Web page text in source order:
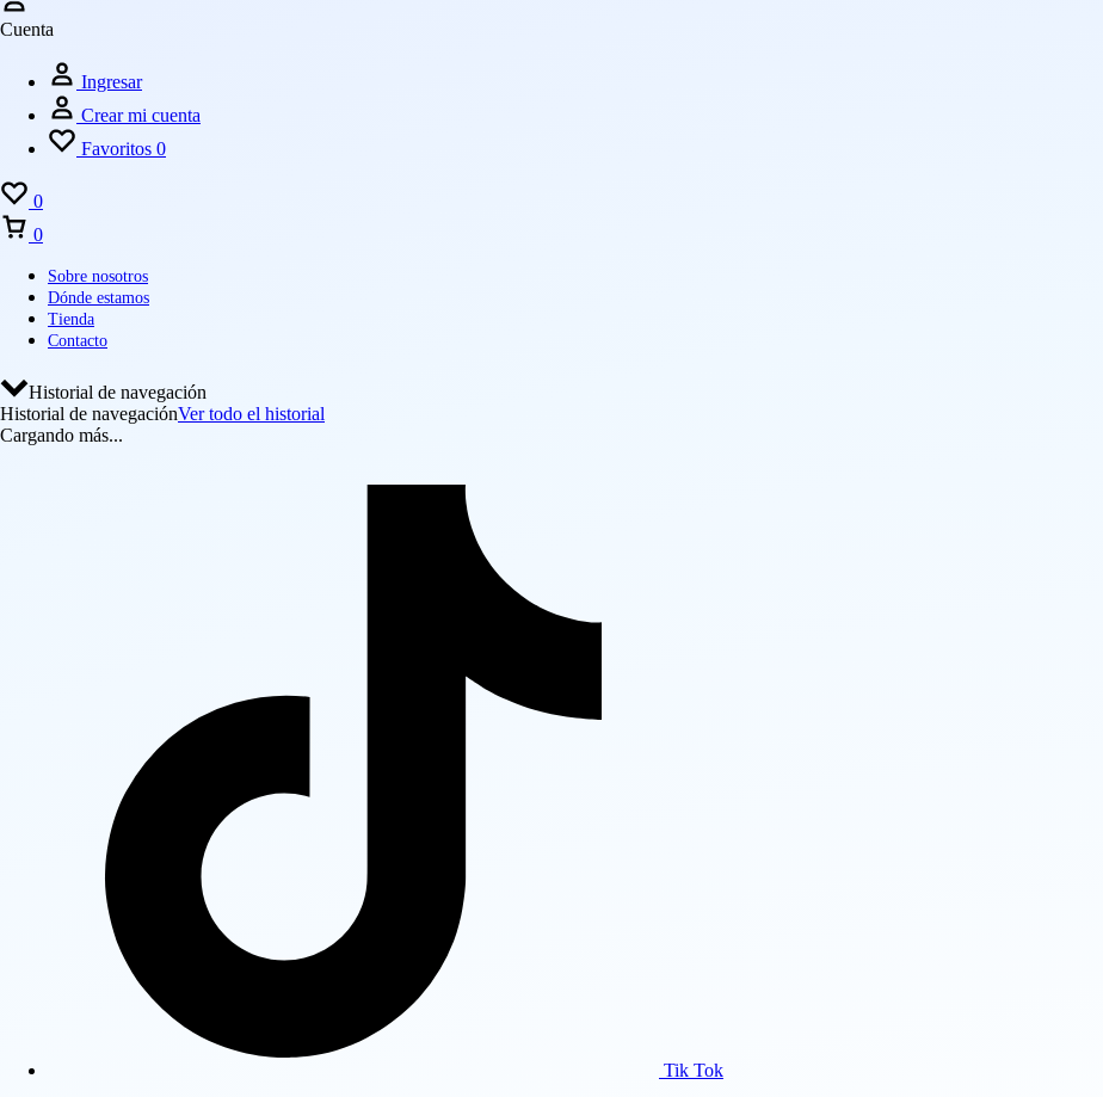
Cuenta
Ingresar
Crear mi cuenta
Favoritos 0
0
0
Sobre nosotros
Dónde estamos
Tienda
Contacto
Historial de navegación
Historial de navegaciónVer todo el historial
Cargando más...
Tik Tok